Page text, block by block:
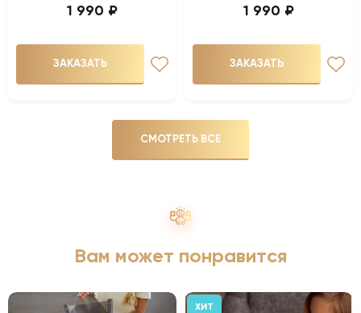
1 990 ₽
ЗАКАЗАТЬ
1 990 ₽
ЗАКАЗАТЬ
СМОТРЕТЬ ВСЕ
Вам может понравится
ХИТ